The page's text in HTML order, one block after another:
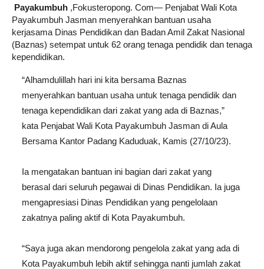
Payakumbuh ,Fokusteropong. Com— Penjabat Wali Kota
Payakumbuh Jasman menyerahkan bantuan usaha
kerjasama Dinas Pendidikan dan Badan Amil Zakat Nasional
(Baznas) setempat untuk 62 orang tenaga pendidik dan tenaga
kependidikan.
“Alhamdulillah hari ini kita bersama Baznas
menyerahkan bantuan usaha untuk tenaga pendidik dan
tenaga kependidikan dari zakat yang ada di Baznas,”
kata Penjabat Wali Kota Payakumbuh Jasman di Aula
Bersama Kantor Padang Kaduduak, Kamis (27/10/23).
Ia mengatakan bantuan ini bagian dari zakat yang
berasal dari seluruh pegawai di Dinas Pendidikan. Ia juga
mengapresiasi Dinas Pendidikan yang pengelolaan
zakatnya paling aktif di Kota Payakumbuh.
“Saya juga akan mendorong pengelola zakat yang ada di
Kota Payakumbuh lebih aktif sehingga nanti jumlah zakat